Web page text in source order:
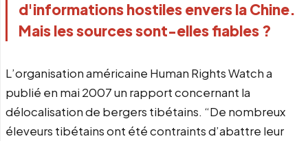
d'informations hostiles envers la Chine.
Mais les sources sont-elles fiables ?
L’organisation américaine Human Rights Watch a
publié en mai 2007 un rapport concernant la
délocalisation de bergers tibétains. “De nombreux
éleveurs tibétains ont été contraints d’abattre leur